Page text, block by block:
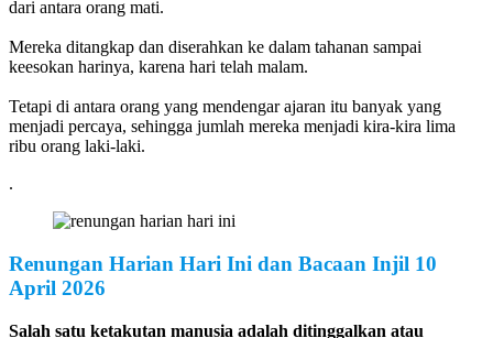
dari antara orang mati.
Mereka ditangkap dan diserahkan ke dalam tahanan sampai
keesokan harinya, karena hari telah malam.
Tetapi di antara orang yang mendengar ajaran itu banyak yang
menjadi percaya, sehingga jumlah mereka menjadi kira-kira lima
ribu orang laki-laki.
.
Renungan Harian Hari Ini dan Bacaan Injil 10
April 2026
Salah satu ketakutan manusia adalah ditinggalkan atau